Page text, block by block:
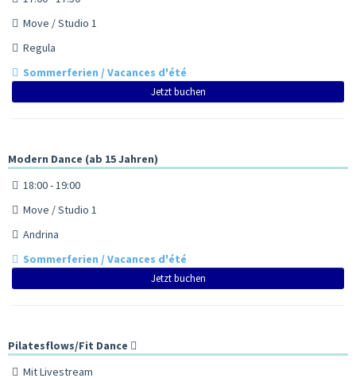
Move / Studio 1
Regula
Sommerferien / Vacances d'été
Jetzt buchen
Modern Dance (ab 15 Jahren)
18:00 - 19:00
Move / Studio 1
Andrina
Sommerferien / Vacances d'été
Jetzt buchen
Pilatesflows/Fit Dance
Mit Livestream